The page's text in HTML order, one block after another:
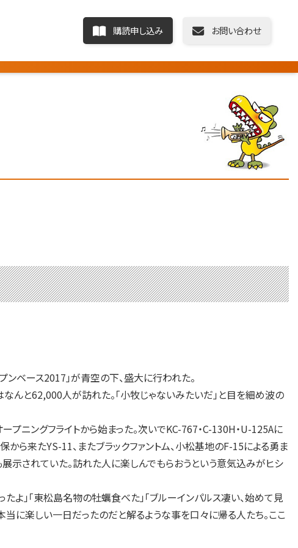
購読申し込み お問い合わせ
ベース2017」が青空の下、盛大に行われた。
んと62,000人が訪れた。「小牧じゃないみたいだ」と目を細め波の
ニングフライトから始まった。次いでKC-767・C-130H・U-125Aに
ら来たYS-11、またブラックファントム、小松基地のF-15による勇ま
示されていた。訪れた人に楽しんでもらおうという意気込みがヒシ
よ」「東松島名物の牡蠣食べた」「ブルーインパルス凄い、始めて見
に楽しい一日だったのだと解るような事を口々に帰る人たち。ここ